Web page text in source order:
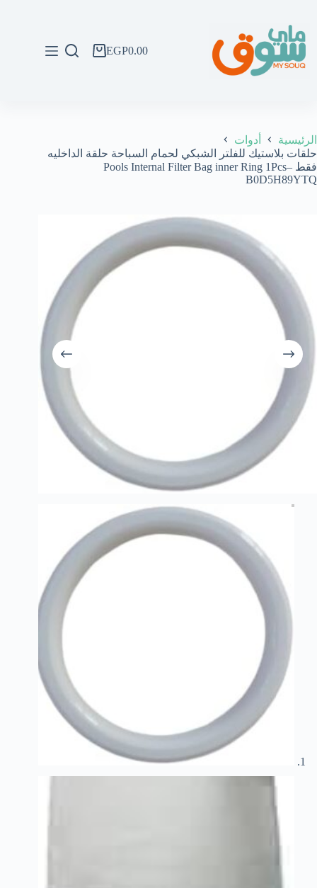
المحتوى
عربةEGP0.00
الرئيسية
أدوات
حلقات بلاستيك للفلتر الشبكي لحمام السباحة حلقة الداخليه
فقط Pools Internal Filter Bag inner Ring 1Pcs–
B0D5H89YTQ